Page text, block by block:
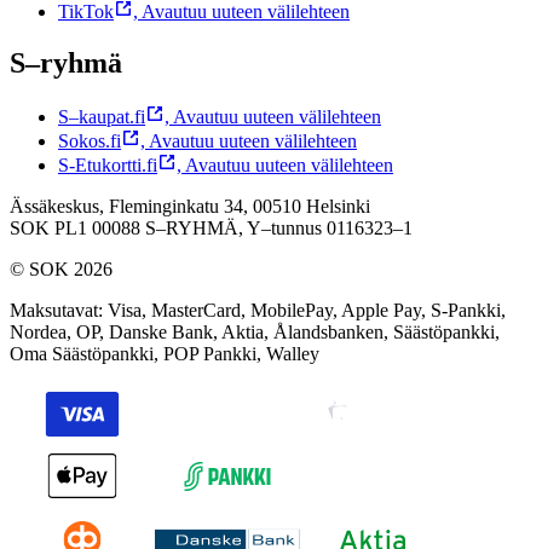
TikTok
, Avautuu uuteen välilehteen
S–ryhmä
S–kaupat.fi , Avautuu uuteen välilehteen
Sokos.fi
, Avautuu uuteen välilehteen
S-Etukortti.fi
, Avautuu uuteen välilehteen
Ässäkeskus, Fleminginkatu 34, 00510 Helsinki
SOK PL1 00088 S–RYHMÄ, Y–tunnus 0116323–1
© SOK 2026
Maksutavat: Visa, MasterCard, MobilePay, Apple Pay, S-Pankki,
Nordea, OP, Danske Bank, Aktia, Ålandsbanken, Säästöpankki,
Oma Säästöpankki, POP Pankki, Walley